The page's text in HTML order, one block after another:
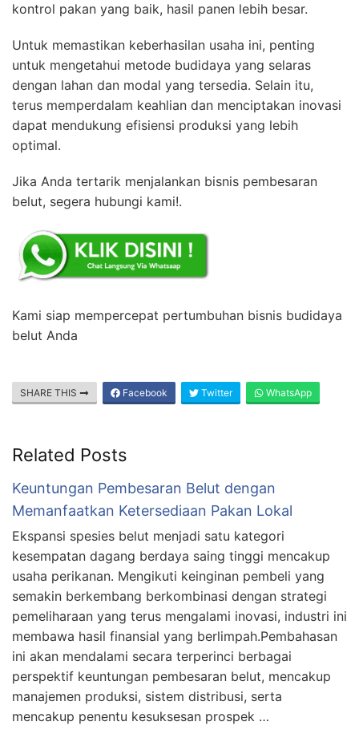
kontrol pakan yang baik, hasil panen lebih besar.
Untuk memastikan keberhasilan usaha ini, penting
untuk mengetahui metode budidaya yang selaras
dengan lahan dan modal yang tersedia. Selain itu,
terus memperdalam keahlian dan menciptakan inovasi
dapat mendukung efisiensi produksi yang lebih
optimal.
Jika Anda tertarik menjalankan bisnis pembesaran
belut, segera hubungi kami!.
Kami siap mempercepat pertumbuhan bisnis budidaya
belut Anda
SHARE THIS Facebook Twitter WhatsApp
Related Posts
Keuntungan Pembesaran Belut dengan
Memanfaatkan Ketersediaan Pakan Lokal
Ekspansi spesies belut menjadi satu kategori
kesempatan dagang berdaya saing tinggi mencakup
usaha perikanan. Mengikuti keinginan pembeli yang
semakin berkembang berkombinasi dengan strategi
pemeliharaan yang terus mengalami inovasi, industri ini
membawa hasil finansial yang berlimpah.Pembahasan
ini akan mendalami secara terperinci berbagai
perspektif keuntungan pembesaran belut, mencakup
manajemen produksi, sistem distribusi, serta
mencakup penentu kesuksesan prospek …